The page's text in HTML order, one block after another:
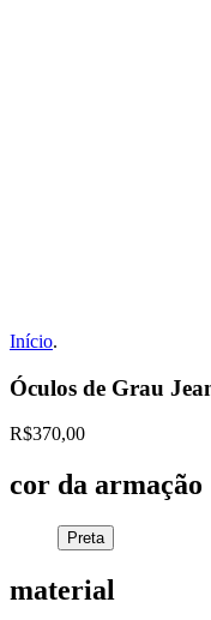
Início.
Óculos de Grau
R$370,00
cor da armação
Preta
material